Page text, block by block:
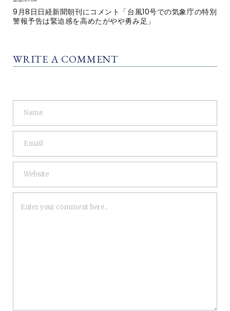
9月8日日経新聞朝刊にコメント「台風10号での気象庁の特別
警報予告は緊迫感を高めたがやや勇み足」
WRITE A COMMENT